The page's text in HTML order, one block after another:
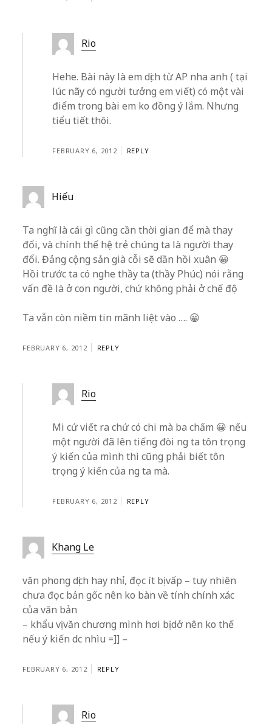
Rio
Hehe. Bài này là em dịch từ AP nha anh ( tại
lúc nãy có người tưởng em viết) có một vài
điểm trong bài em ko đồng ý lắm. Nhưng
tiểu tiết thôi.
FEBRUARY 6, 2012 REPLY
Hiếu
Ta nghĩ là cái gì cũng cần thời gian để mà thay
đổi, và chính thế hệ trẻ chúng ta là người thay
đổi. Đảng cộng sản già cỗi sẽ dần hồi xuân 😀
Hồi trước ta có nghe thầy ta (thầy Phúc) nói rằng
vấn đề là ở con người, chứ không phải ở chế độ
Ta vẫn còn niềm tin mãnh liệt vào …. 😀
FEBRUARY 6, 2012 REPLY
Rio
Mi cứ viết ra chứ có chi mà ba chấm 😀 nếu
một người đã lên tiếng đòi ng ta tôn trọng
ý kiến của mình thì cũng phải biết tôn
trọng ý kiến của ng ta mà.
FEBRUARY 6, 2012 REPLY
Khang Le
văn phong dịch hay nhỉ, đọc ít bị vấp – tuy nhiên
chưa đọc bản gốc nên ko bàn về tính chính xác
của văn bản
– khẩu vị văn chương mình hơi bị dở nên ko thế
nếu ý kiến dc nhìu =]] –
FEBRUARY 6, 2012 REPLY
Rio